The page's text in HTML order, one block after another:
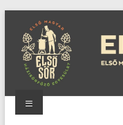
content
Menu